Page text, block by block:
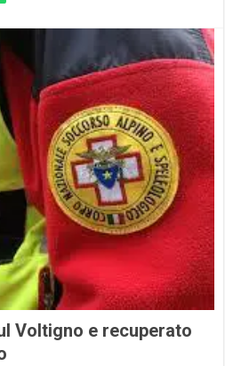
Voltigno e recuperato